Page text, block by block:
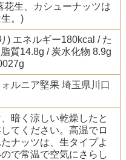
花生、カシューナッツは
。)
) エネルギー180kcal / た
質14.8g / 炭水化物 8.9g
ルニア堅果 埼玉県川口
暗く涼しい乾燥したと
てください。高温でロ
ナッツは、生タイプよ
で常温で空気にさらし